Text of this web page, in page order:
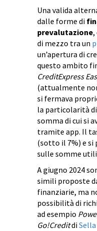
Una valida
dalle forme di
prevalutazione,
di mezzo tra un
un’apertura di
questo ambito
CreditExpress
(attualmente
si fermava
la particolarità
somma di cui si
tramite app. Il
(sotto il 7%) e si
sulle somme
A giugno 2024
simili proposte
finanziarie, ma
possibilità di
ad esempio
Go!Creditdi